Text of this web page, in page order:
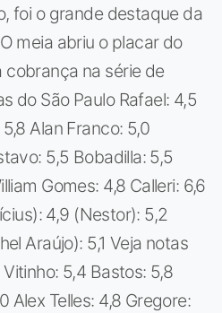
foi o grande destaque da
meia abriu o placar do
na série de
do São Paulo Rafael: 4,5
Alan Franco: 5,0
5,5 Bobadilla: 5,5
Gomes: 4,8 Calleri: 6,6
4,9 (Nestor): 5,2
Araújo): 5,1 Veja notas
5,4 Bastos: 5,8
Alex Telles: 4,8 Gregore: